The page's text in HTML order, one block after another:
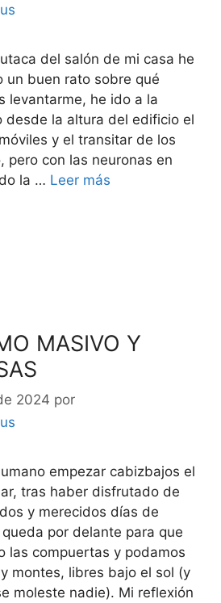
del salón de mi casa he
un buen rato sobre qué
levantarme, he ido a la
desde la altura del edificio el
y el transitar de los
pero con las neuronas en
la … Leer más
MASIVO Y
2024 por
empezar cabizbajos el
tras haber disfrutado de
y merecidos días de
por delante para que
las compuertas y podamos
montes, libres bajo el sol (y
moleste nadie). Mi reflexión